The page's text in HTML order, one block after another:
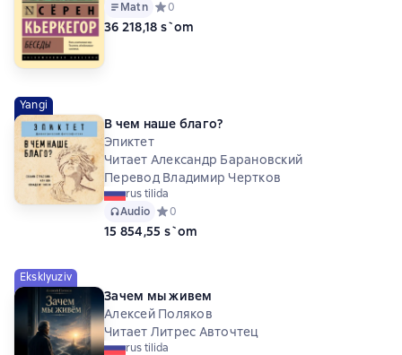
Matn Средний рейтинг 0 на основе 0 оценок
0
36 218,18 s`om
Yangi
В чем наше благо?
Эпиктет
Читает Александр Барановский
Перевод Владимир Чертков
rus tilida
Audio Средний рейтинг 0 на основе 0 оценок
0
15 854,55 s`om
Eksklyuziv
Зачем мы живем
Алексей Поляков
Читает Литрес Авточтец
rus tilida